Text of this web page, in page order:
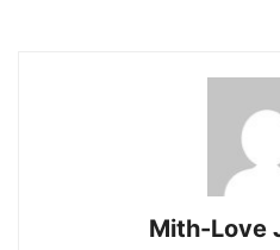
Mith-Love